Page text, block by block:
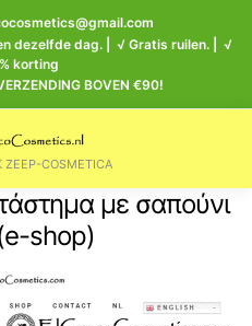
dezelfde dag. | √ Gratis ruilen. | √
korting
BOVEN €90!
ZEEP-COSMETICA
με σαπούνι
shop)